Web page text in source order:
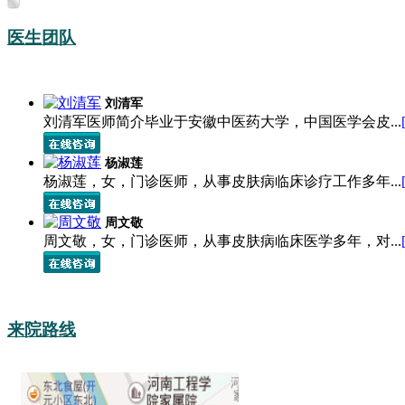
医生团队
刘清军
刘清军医师简介毕业于安徽中医药大学，中国医学会皮...
杨淑莲
杨淑莲，女，门诊医师，从事皮肤病临床诊疗工作多年...
周文敬
周文敬，女，门诊医师，从事皮肤病临床医学多年，对...
来院路线